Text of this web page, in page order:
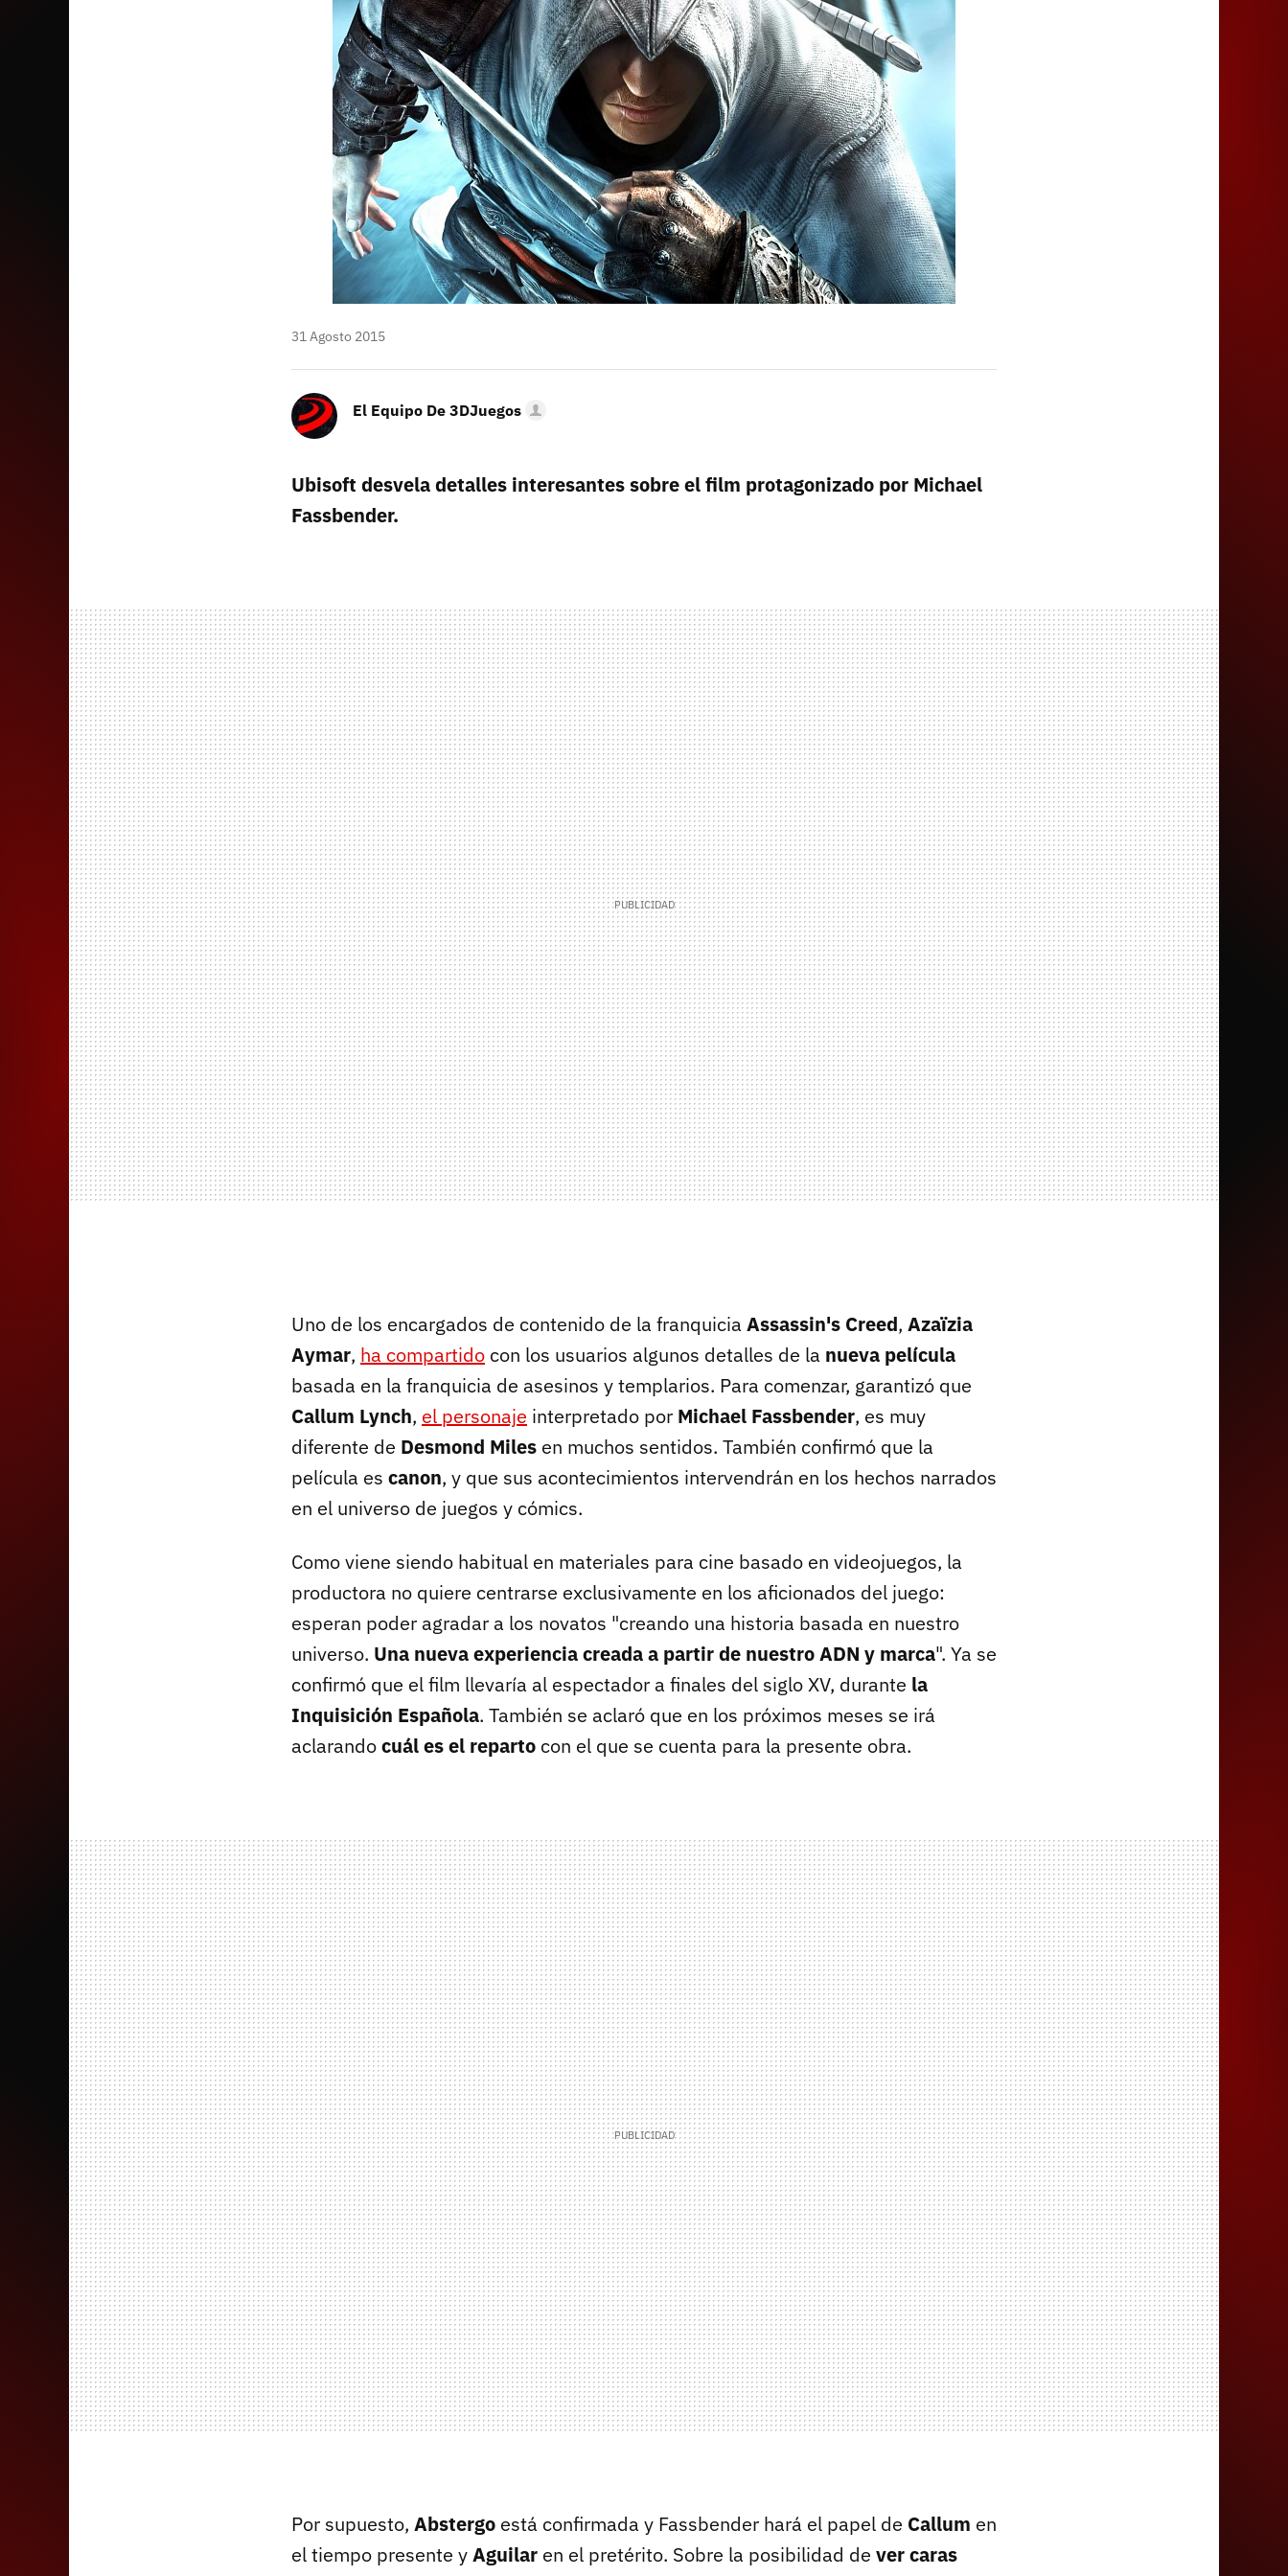
31 Agosto 2015
El Equipo De 3DJuegos
Ubisoft desvela detalles interesantes sobre el film protagonizado por Michael
Fassbender.
Uno de los encargados de contenido de la franquicia Assassin's Creed, Azaïzia
Aymar, ha compartido con los usuarios algunos detalles de la nueva película
basada en la franquicia de asesinos y templarios. Para comenzar, garantizó que
Callum Lynch, el personaje interpretado por Michael Fassbender, es muy
diferente de Desmond Miles en muchos sentidos. También confirmó que la
película es canon, y que sus acontecimientos intervendrán en los hechos narrados
en el universo de juegos y cómics.
Como viene siendo habitual en materiales para cine basado en videojuegos, la
productora no quiere centrarse exclusivamente en los aficionados del juego:
esperan poder agradar a los novatos "creando una historia basada en nuestro
universo. Una nueva experiencia creada a partir de nuestro ADN y marca". Ya se
confirmó que el film llevaría al espectador a finales del siglo XV, durante la
Inquisición Española. También se aclaró que en los próximos meses se irá
aclarandocuál es el reparto con el que se cuenta para la presente obra.
Por supuesto, Abstergo está confirmada y Fassbender hará el papel de Callum en
el tiempo presente yAguilar en el pretérito. Sobre la posibilidad de ver caras